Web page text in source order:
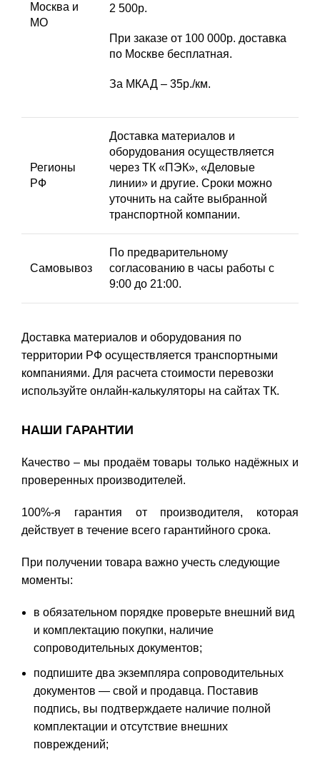
Москва и
МО
2 500р.
При заказе от 100 000р. доставка
по Москве бесплатная.
За МКАД – 35р./км.
Регионы
РФ
Доставка материалов и
оборудования осуществляется
через ТК «ПЭК», «Деловые
линии» и другие. Сроки можно
уточнить на сайте выбранной
транспортной компании.
Самовывоз
По предварительному
согласованию в часы работы с
9:00 до 21:00.
Доставка материалов и оборудования по
территории РФ осуществляется транспортными
компаниями. Для расчета стоимости перевозки
используйте онлайн-калькуляторы на сайтах ТК.
НАШИ ГАРАНТИИ
Качество – мы продаём товары только надёжных и
проверенных производителей.
100%-я гарантия от производителя, которая
действует в течение всего гарантийного срока.
При получении товара важно учесть следующие
моменты:
в обязательном порядке проверьте внешний вид
и комплектацию покупки, наличие
сопроводительных документов;
подпишите два экземпляра сопроводительных
документов — свой и продавца. Поставив
подпись, вы подтверждаете наличие полной
комплектации и отсутствие внешних
повреждений;